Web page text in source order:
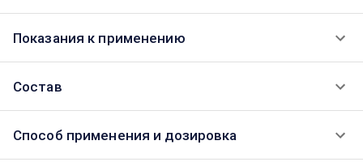
Показания к применению
Состав
Способ применения и дозировка